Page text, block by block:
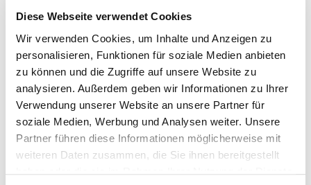
Diese Webseite verwendet Cookies
Wir verwenden Cookies, um Inhalte und Anzeigen zu
personalisieren, Funktionen für soziale Medien anbieten
zu können und die Zugriffe auf unsere Website zu
analysieren. Außerdem geben wir Informationen zu Ihrer
Verwendung unserer Website an unsere Partner für
soziale Medien, Werbung und Analysen weiter. Unsere
Partner führen diese Informationen möglicherweise mit
weiteren Daten zusammen, die Sie ihnen bereitgestellt
BILDUNG & MEDIEN
EINKAUFEN & SHOPPEN
GESUNDHEIT & MEDIZIN
RECHT & GELD
REISEN & ÜBERNACHTEN
SERVICE & DIENSTLEISTUNGEN